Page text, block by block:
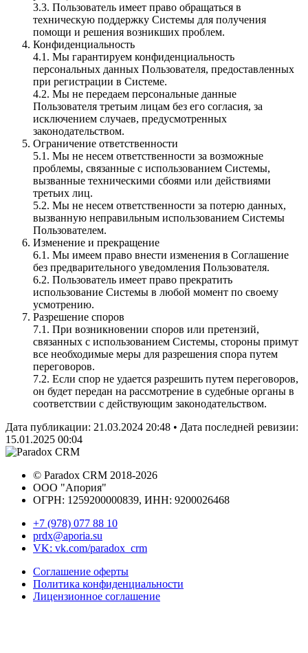
3.3. Пользователь имеет право обращаться в
техническую поддержку Системы для получения
помощи и решения возникших проблем.
Конфиденциальность
4.1. Мы гарантируем конфиденциальность
персональных данных Пользователя, предоставленных
при регистрации в Системе.
4.2. Мы не передаем персональные данные
Пользователя третьим лицам без его согласия, за
исключением случаев, предусмотренных
законодательством.
Ограничение ответственности
5.1. Мы не несем ответственности за возможные
проблемы, связанные с использованием Системы,
вызванные техническими сбоями или действиями
третьих лиц.
5.2. Мы не несем ответственности за потерю данных,
вызванную неправильным использованием Системы
Пользователем.
Изменение и прекращение
6.1. Мы имеем право внести изменения в Соглашение
без предварительного уведомления Пользователя.
6.2. Пользователь имеет право прекратить
использование Системы в любой момент по своему
усмотрению.
Разрешение споров
7.1. При возникновении споров или претензий,
связанных с использованием Системы, стороны примут
все необходимые меры для разрешения спора путем
переговоров.
7.2. Если спор не удается разрешить путем переговоров,
он будет передан на рассмотрение в судебные органы в
соответствии с действующим законодательством.
Дата публикации: 21.03.2024 20:48 • Дата последней ревизии:
15.01.2025 00:04
© Paradox CRM 2018-2026
ООО "Апория"
ОГРН: 1259200000839, ИНН: 9200026468
+7 (978) 077 88 10
prdx@aporia.su
VK: vk.com/paradox_crm
Соглашение оферты
Политика конфиденциальности
Лицензионное соглашение